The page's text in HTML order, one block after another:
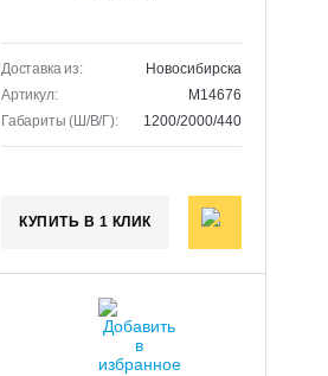
Доставка из:
Новосибирска
Артикул:
M14676
Габариты (Ш/В/Г):
1200/2000/440
КУПИТЬ В 1 КЛИК